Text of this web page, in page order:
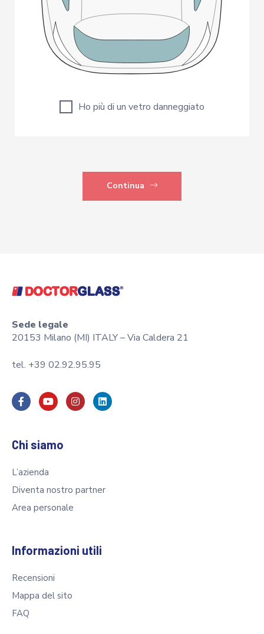
Ho più di un vetro danneggiato
Continua
Sede legale
20153 Milano (MI) ITALY – Via Caldera 21
tel. +39 02.92.95.95
Chi siamo
L’azienda
Diventa nostro partner
Area personale
Informazioni utili
Recensioni
Mappa del sito
FAQ